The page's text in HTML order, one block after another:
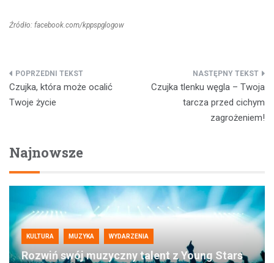
Źródło: facebook.com/kppspglogow
Nawigacja
wpisu
Czujka, która może ocalić
Twoje życie
Czujka tlenku węgla – Twoja
tarcza przed cichym
zagrożeniem!
Najnowsze
KULTURA MUZYKA WYDARZENIA
Rozwiń swój muzyczny talent z Young Stars